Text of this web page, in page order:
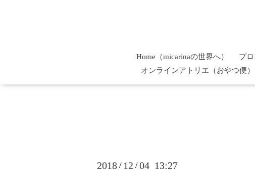
Home（micarinaの世界へ） プ
オンラインアトリエ（おやつ便）
2018 / 12 /04 13:27